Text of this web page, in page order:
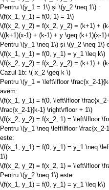
Pentru \(y_1 = 1\) și \(y_2 \neq 1\) :
\(f(x_1, y_1) = f(0, 1) = 1\)
\(f(x_2, y_2) = f(x_2, y_2) = (k+1) +
\((k+1)(x-1) + (k-1) + y \geq (k+1)(x-
Pentru \(y_1 \neq 1\) și \(y_2 \neq 1\)
\(f(x_1, y_1) = f(0, y_1) = y_1 \leq k\)
\(f(x_2, y_2) = f(x_2, y_2) = (k+1) +
Cazul 1b: \( x_2 \geq k \)
Pentru \(y_1 = \left\lfloor \frac{x_2-
avem:
\(f(x_1, y_1) = f(0, \left\lfloor
\frac{x_2-1}{k-1} \right\rfloor + 1\)
\(f(x_2, y_2) = f(x_2, 1) = \left\lfloor
Pentru \(y_1 \neq \left\lfloor \frac{x_2-
este:
\(f(x_1, y_1) = f(0, y_1) = y_1 \neq
1\)
\(f(x_2, y_2) = f(x_2, 1) = \left\lfloor
Pentru \(y_2 \neq 1\) este:
\(f(x_1, y_1) = f(0, y_1) = y_1 \leq k\)